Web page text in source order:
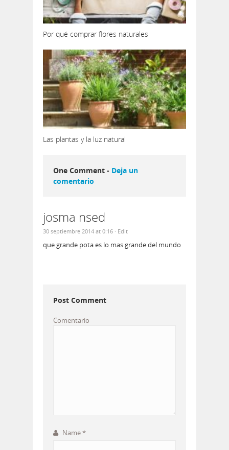
Por qué comprar flores naturales
Las plantas y la luz natural
One Comment - Deja un
comentario
josma nsed
30 septiembre 2014 at 0:16 · Edit
que grande pota es lo mas grande del mundo
Post Comment
Comentario
Name*